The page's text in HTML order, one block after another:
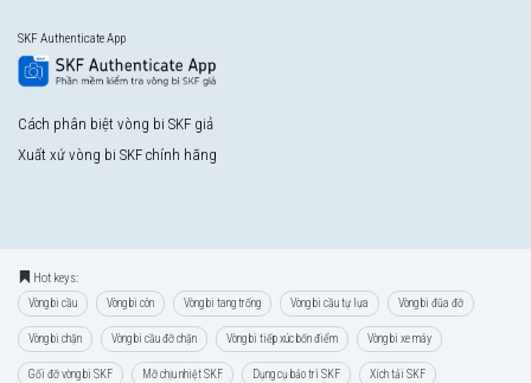
SKF Authenticate App
Cách phân biệt vòng bi SKF giả
Xuất xứ vòng bi SKF chính hãng
Hot keys:
Vòng bi cầu Vòng bi côn Vòng bi tang trống Vòng bi cầu tự lựa Vòng bi đũa đỡ
Vòng bi chặn Vòng bi cầu đỡ chặn Vòng bi tiếp xúc bốn điểm Vòng bi xe máy
Gối đỡ vòng bi SKF Mỡ chịu nhiệt SKF Dụng cụ bảo trì SKF Xích tải SKF